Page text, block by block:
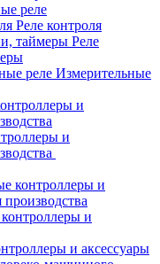
реле
Реле контроля
Реле
Измерительные
и
контроллеры и
производства
и аксессуары